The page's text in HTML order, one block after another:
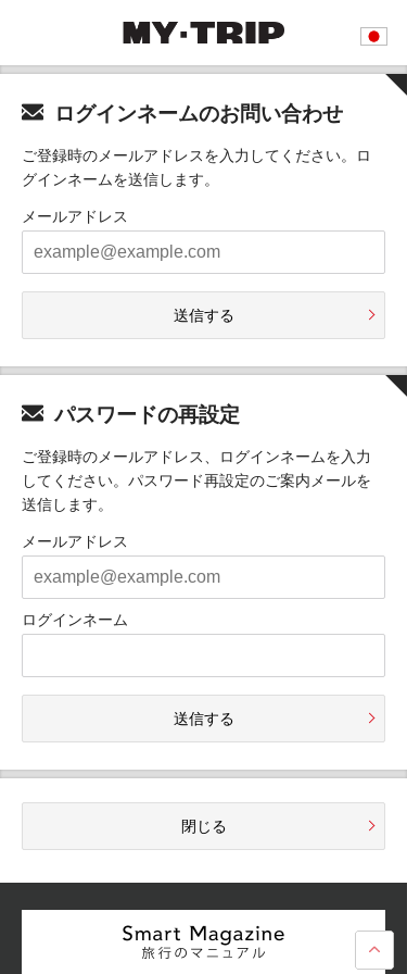
ログインネームのお問い合わせ
ご登録時のメールアドレスを入力してください。ロ
グインネームを送信します。
メールアドレス
送信する
パスワードの再設定
ご登録時のメールアドレス、ログインネームを入力
してください。パスワード再設定のご案内メールを
送信します。
メールアドレス
ログインネーム
送信する
閉じる